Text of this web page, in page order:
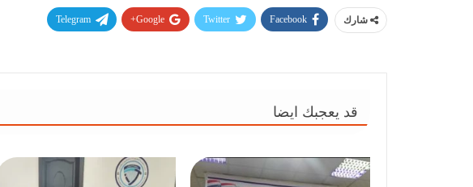
شارك Facebook
Twitter
Google+
Telegram
قد يعجبك ايضا